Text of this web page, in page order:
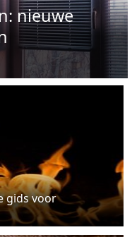
nieuwe
gids voor